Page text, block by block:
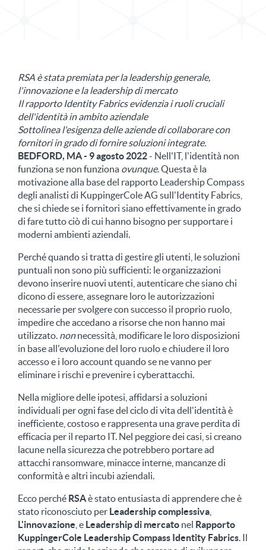
RSA è stata premiata per la leadership generale,
l'innovazione e la leadership di mercato
Il rapporto Identity Fabrics evidenzia i ruoli cruciali
dell'identità in ambito aziendale
Sottolinea l'esigenza delle aziende di collaborare con
fornitori in grado di fornire soluzioni integrate.
BEDFORD, MA - 9 agosto 2022- Nell'IT, l'identità non
funziona se non funziona ovunque. Questa è la
motivazione alla base del rapporto Leadership Compass
degli analisti di KuppingerCole AG sull'Identity Fabrics,
che si chiede se i fornitori siano effettivamente in grado
di fare tutto ciò di cui hanno bisogno per supportare i
moderni ambienti aziendali.
Perché quando si tratta di gestire gli utenti, le soluzioni
puntuali non sono più sufficienti: le organizzazioni
devono inserire nuovi utenti, autenticare che siano chi
dicono di essere, assegnare loro le autorizzazioni
necessarie per svolgere con successo il proprio ruolo,
impedire che accedano a risorse che non hanno mai
utilizzato. nonnecessità, modificare le loro disposizioni
in base all'evoluzione del loro ruolo e chiudere il loro
accesso e i loro account quando se ne vanno per
eliminare i rischi e prevenire i cyberattacchi.
Nella migliore delle ipotesi, affidarsi a soluzioni
individuali per ogni fase del ciclo di vita dell'identità è
inefficiente, costoso e rappresenta una grave perdita di
efficacia per il reparto IT. Nel peggiore dei casi, si creano
lacune nella sicurezza che potrebbero portare ad
attacchi ransomware, minacce interne, mancanze di
conformità e altri incubi aziendali.
Ecco perché RSAè stato entusiasta di apprendere che è
stato riconosciuto per Leadership complessiva
L'innovazione , e Leadership di mercato nel Rapporto
KuppingerCole Leadership Compass Identity Fabrics. Il